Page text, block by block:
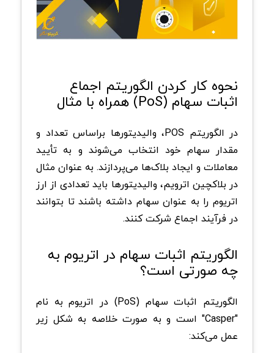
نحوه کار کردن الگوریتم اجماع
اثبات سهام (PoS) همراه با مثال
در الگوریتم POS، والیدیتورها براساس تعداد و
مقدار سهام خود انتخاب می‌شوند و به تأیید
معاملات و ایجاد بلاک‌ها می‌پردازند. به عنوان مثال
در بلاکچین اترویم، والیدیتورها باید تعدادی از ارز
اتریوم را به عنوان سهام داشته باشند تا بتوانند
در فرآیند اجماع شرکت کنند.
الگوریتم اثبات سهام در اتریوم به
چه صورتی است؟
الگوریتم اثبات سهام (PoS) در اتریوم به نام
"Casper" است و به صورت خلاصه به شکل زیر
عمل می‌کند: